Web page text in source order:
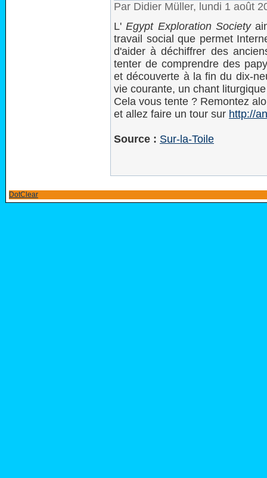
Par Didier Müller, lundi 1 août
L'Egypt Exploration Society
travail social que permet
d'aider à déchiffrer des
tenter de comprendre des
et découverte à la fin du dix-
vie courante, un chant
Cela vous tente ? Remontez
et allez faire un tour sur http://
Source : Sur-la-Toile
DotClear